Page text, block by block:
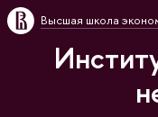
Высшая школа